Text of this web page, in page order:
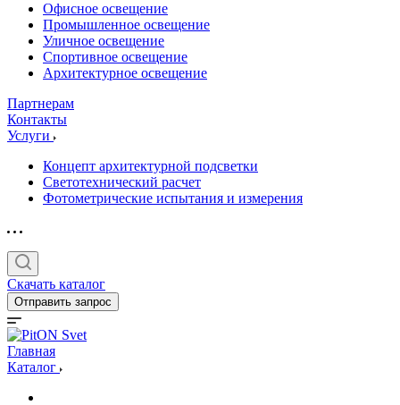
Офисное освещение
Промышленное освещение
Уличное освещение
Спортивное освещение
Архитектурное освещение
Партнерам
Контакты
Услуги
Концепт архитектурной подсветки
Светотехнический расчет
Фотометрические испытания и измерения
Скачать каталог
Отправить запрос
Главная
Каталог